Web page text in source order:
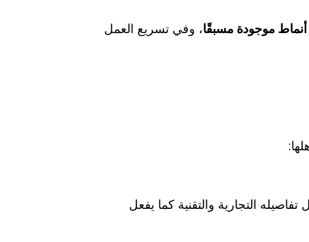
أنماط موجودة مسبقًا، وفي تسريع العمل
التجارية والتقنية كما يفعل